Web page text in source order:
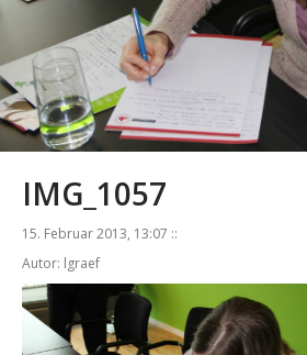
IMG_1057
15. Februar 2013, 13:07 ::
Autor: lgraef